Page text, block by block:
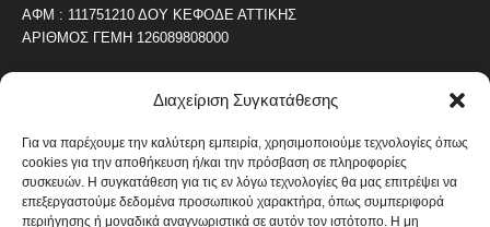
Διαχείριση Συγκατάθεσης
Για να παρέχουμε την καλύτερη εμπειρία, χρησιμοποιούμε τεχνολογίες όπως
cookies για την αποθήκευση ή/και την πρόσβαση σε πληροφορίες
συσκευών. Η συγκατάθεση για τις εν λόγω τεχνολογίες θα μας επιτρέψει να
επεξεργαστούμε δεδομένα προσωπικού χαρακτήρα, όπως συμπεριφορά
περιήγησης ή μοναδικά αναγνωριστικά σε αυτόν τον ιστότοπο. Η μη
ΑΦΜ : 111751210 ΔΟΥ ΚΕΦΟΔΕ ΑΤΤΙΚΗΣ
ΑΡΙΘΜΟΣ ΓΕΜΗ 126089808000
ΔΗΜΟΦΙΛΗ ΚΑΤΗΓΟΡΙΑ
ΝΕΑ ΤΟΥ ΠΕΙΡΑΙΑ 4487
ΟΛΥΜΠΙΑΚΟΣ
ΑΛΛΑ ΚΟΙΝΩΝΙΚΑ